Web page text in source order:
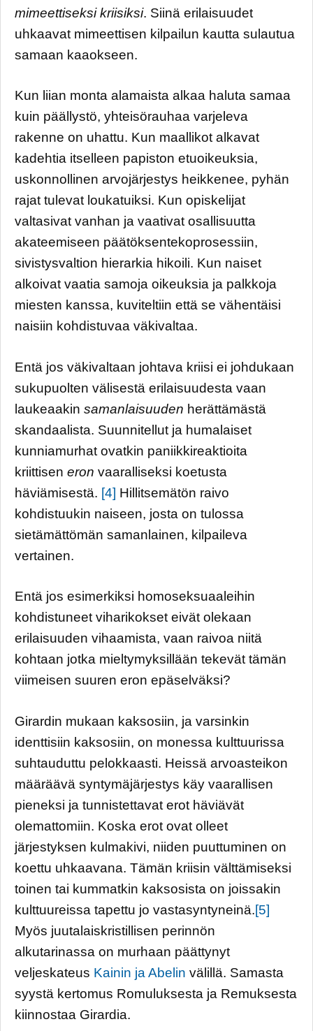
mimeettiseksi kriisiksi. Siinä erilaisuudet
uhkaavat mimeettisen kilpailun kautta sulautua
samaan kaaokseen.
Kun liian monta alamaista alkaa haluta samaa
kuin päällystö, yhteisörauhaa varjeleva
rakenne on uhattu. Kun maallikot alkavat
kadehtia itselleen papiston etuoikeuksia,
uskonnollinen arvojärjestys heikkenee, pyhän
rajat tulevat loukatuiksi. Kun opiskelijat
valtasivat vanhan ja vaativat osallisuutta
akateemiseen päätöksentekoprosessiin,
sivistysvaltion hierarkia hikoili. Kun naiset
alkoivat vaatia samoja oikeuksia ja palkkoja
miesten kanssa, kuviteltiin että se vähentäisi
naisiin kohdistuvaa väkivaltaa.
Entä jos väkivaltaan johtava kriisi ei johdukaan
sukupuolten välisestä erilaisuudesta vaan
laukeaakin samanlaisuuden herättämästä
skandaalista. Suunnitellut ja humalaiset
kunniamurhat ovatkin paniikkireaktioita
kriittisen eron vaaralliseksi koetusta
häviämisestä. [4] Hillitsemätön raivo
kohdistuukin naiseen, josta on tulossa
sietämättömän samanlainen, kilpaileva
vertainen.
Entä jos esimerkiksi homoseksuaaleihin
kohdistuneet viharikokset eivät olekaan
erilaisuuden vihaamista, vaan raivoa niitä
kohtaan jotka mieltymyksillään tekevät tämän
viimeisen suuren eron epäselväksi?
Girardin mukaan kaksosiin, ja varsinkin
identtisiin kaksosiin, on monessa kulttuurissa
suhtauduttu pelokkaasti. Heissä arvoasteikon
määräävä syntymäjärjestys käy vaarallisen
pieneksi ja tunnistettavat erot häviävät
olemattomiin. Koska erot ovat olleet
järjestyksen kulmakivi, niiden puuttuminen on
koettu uhkaavana. Tämän kriisin välttämiseksi
toinen tai kummatkin kaksosista on joissakin
kulttuureissa tapettu jo vastasyntyneinä.[5]
Myös juutalaiskristillisen perinnön
alkutarinassa on murhaan päättynyt
veljeskateus Kainin ja Abelin välillä. Samasta
syystä kertomus Romuluksesta ja Remuksesta
kiinnostaa Girardia.